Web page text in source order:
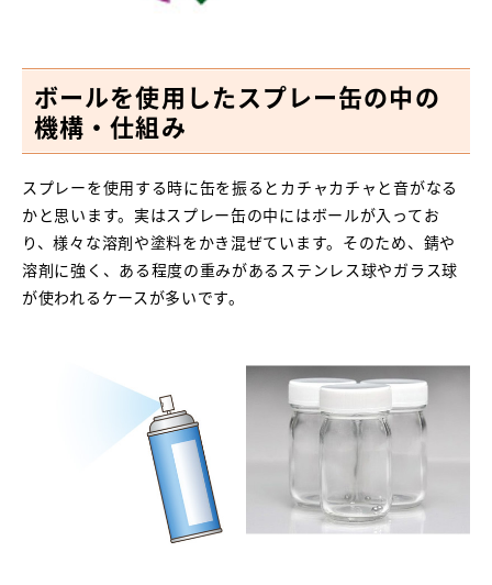
ボールを使用したスプレー缶の中の
機構・仕組み
スプレーを使用する時に缶を振るとカチャカチャと音がなる
かと思います。実はスプレー缶の中にはボールが入ってお
り、様々な溶剤や塗料をかき混ぜています。そのため、錆や
溶剤に強く、ある程度の重みがあるステンレス球やガラス球
が使われるケースが多いです。